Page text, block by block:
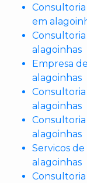
em
alagoinhas
Empresa
alagoinhas
alagoinhas
alagoinhas
Servicos
alagoinhas